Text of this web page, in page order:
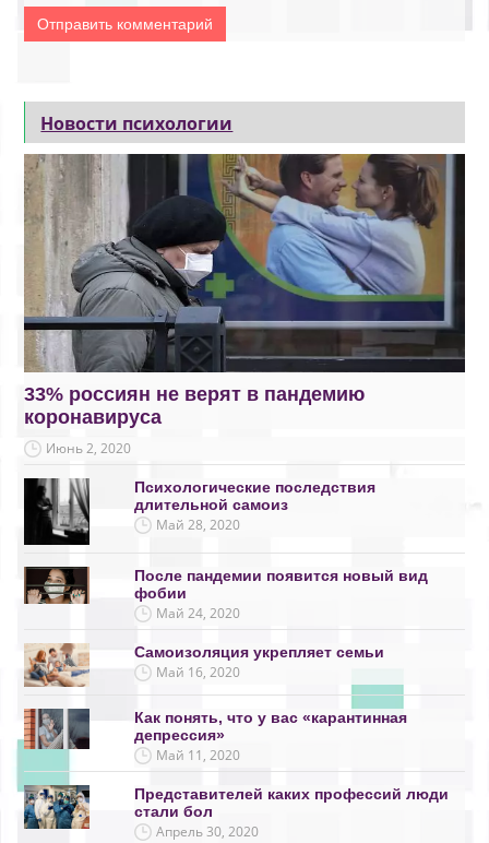
Новости психологии
33% россиян не верят в пандемию
коронавируса
Июнь 2, 2020
Психологические последствия
длительной самоиз
Май 28, 2020
После пандемии появится новый вид
фобии
Май 24, 2020
Самоизоляция укрепляет семьи
Май 16, 2020
Как понять, что у вас «карантинная
депрессия»
Май 11, 2020
Представителей каких профессий люди
стали бол
Апрель 30, 2020